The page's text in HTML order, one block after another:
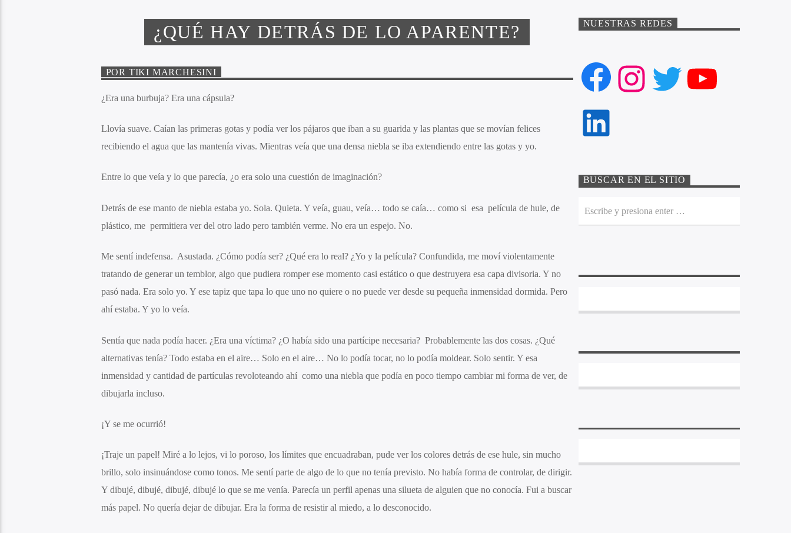
¿QUÉ HAY DETRÁS DE LO APARENTE?
POR TIKI MARCHESINI
¿Era una burbuja? Era una cápsula?
Llovía suave. Caían las primeras gotas y podía ver los pájaros que iban a su guarida y las plantas que se movían felices
recibiendo el agua que las mantenía vivas. Mientras veía que una densa niebla se iba extendiendo entre las gotas y yo.
Entre lo que veía y lo que parecía, ¿o era solo una cuestión de imaginación?
Detrás de ese manto de niebla estaba yo. Sola. Quieta. Y veía, guau, veía… todo se caía… como si esa película de hule, de
plástico, me permitiera ver del otro lado pero también verme. No era un espejo. No.
Me sentí indefensa. Asustada. ¿Cómo podía ser? ¿Qué era lo real? ¿Yo y la película? Confundida, me moví violentamente
tratando de generar un temblor, algo que pudiera romper ese momento casi estático o que destruyera esa capa divisoria. Y no
pasó nada. Era solo yo. Y ese tapiz que tapa lo que uno no quiere o no puede ver desde su pequeña inmensidad dormida. Pero
ahí estaba. Y yo lo veía.
Sentía que nada podía hacer. ¿Era una víctima? ¿O había sido una partícipe necesaria? Probablemente las dos cosas. ¿Qué
alternativas tenía? Todo estaba en el aire… Solo en el aire… No lo podía tocar, no lo podía moldear. Solo sentir. Y esa
inmensidad y cantidad de partículas revoloteando ahí como una niebla que podía en poco tiempo cambiar mi forma de ver, de
dibujarla incluso.
¡Y se me ocurrió!
¡Traje un papel! Miré a lo lejos, vi lo poroso, los límites que encuadraban, pude ver los colores detrás de ese hule, sin mucho
brillo, solo insinuándose como tonos. Me sentí parte de algo de lo que no tenía previsto. No había forma de controlar, de dirigir.
Y dibujé, dibujé, dibujé, dibujé lo que se me venía. Parecía un perfil apenas una silueta de alguien que no conocía. Fui a buscar
más papel. No quería dejar de dibujar. Era la forma de resistir al miedo, a lo desconocido.
NUESTRAS REDES
Facebook
Instagram
TwitterYouTube
LinkedIn
BUSCAR EN EL SITIO